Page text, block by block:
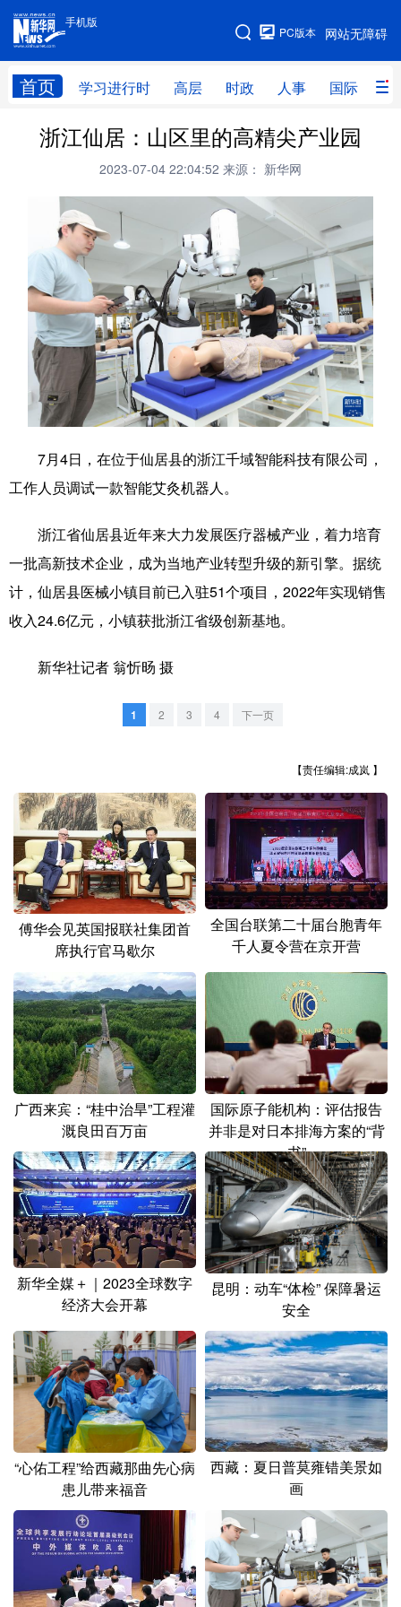
手机版
网站无障碍
PC版本
首页 学习进行时 高层 时政 人事 国际 财
手机版
网站地图
学习进行时 高层 时政 人事
财经 网评
台湾 全球连线
科技 量子 体育
文化 书画 健康 军事
访谈 视频 图片 政务
法律 中央文件 金融 汽车
食品 人居 信息化 数字经济
文化产业
地方频道
江西
山东 河南 湖北 湖南
广东 广西 海南 重庆
四川 贵州 云南 西藏
陕西 甘肃 青海 宁夏
新疆 内蒙古 黑龙江
多语种频道
English Español Français عربى
Русский язык 日本語 한국어
Deutsch Português
浙江仙居：山区里的高精尖产业园
2023-07-04 22:04:52 来源： 新华网
7月4日，在位于仙居县的浙江千域智能科技有限公司，
工作人员调试一款智能艾灸机器人。
浙江省仙居县近年来大力发展医疗器械产业，着力培育
一批高新技术企业，成为当地产业转型升级的新引擎。据统
计，仙居县医械小镇目前已入驻51个项目，2022年实现销售
收入24.6亿元，小镇获批浙江省级创新基地。
新华社记者 翁忻旸 摄
1 2 3 4 下一页
【责任编辑:成岚 】
傅华会见英国报联社集团首
席执行官马歇尔
全国台联第二十届台胞青年
千人夏令营在京开营
广西来宾：“桂中治旱”工程灌
溉良田百万亩
国际原子能机构：评估报告
并非是对日本排海方案的“背
书”
新华全媒＋｜2023全球数字
经济大会开幕
昆明：动车“体检” 保障暑运
安全
“心佑工程”给西藏那曲先心病
患儿带来福音
西藏：夏日普莫雍错美景如
画